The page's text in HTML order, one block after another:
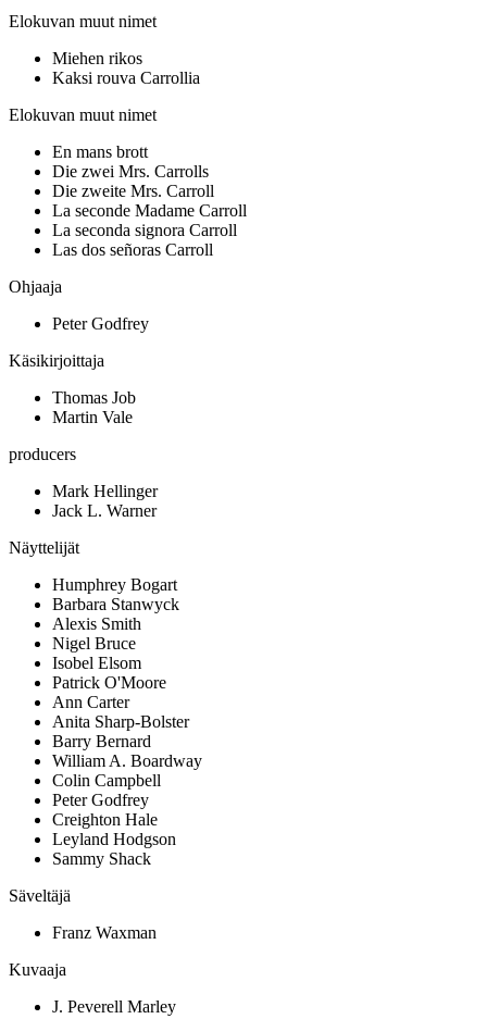
Elokuvan muut nimet
Miehen rikos
Kaksi rouva Carrollia
Elokuvan muut nimet
En mans brott
Die zwei Mrs. Carrolls
Die zweite Mrs. Carroll
La seconde Madame Carroll
La seconda signora Carroll
Las dos señoras Carroll
Ohjaaja
Peter Godfrey
Käsikirjoittaja
Thomas Job
Martin Vale
producers
Mark Hellinger
Jack L. Warner
Näyttelijät
Humphrey Bogart
Barbara Stanwyck
Alexis Smith
Nigel Bruce
Isobel Elsom
Patrick O'Moore
Ann Carter
Anita Sharp-Bolster
Barry Bernard
William A. Boardway
Colin Campbell
Peter Godfrey
Creighton Hale
Leyland Hodgson
Sammy Shack
Säveltäjä
Franz Waxman
Kuvaaja
J. Peverell Marley